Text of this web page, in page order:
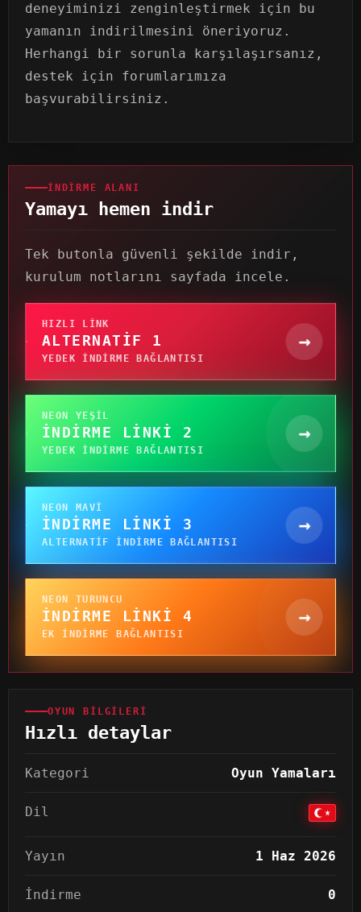
deneyiminizi zenginleştirmek için bu
yamanın indirilmesini öneriyoruz.
Herhangi bir sorunla karşılaşırsanız,
destek için forumlarımıza
başvurabilirsiniz.
İNDIRME ALANI
Yamayı hemen indir
Tek butonla güvenli şekilde indir,
kurulum notlarını sayfada incele.
HIZLI LINK
ALTERNATIF 1
YEDEK INDIRME BAĞLANTISI
→
NEON YEŞIL
İNDIRME LINKI 2
YEDEK INDIRME BAĞLANTISI
→
NEON MAVI
İNDIRME LINKI 3
ALTERNATIF INDIRME BAĞLANTISI
→
NEON TURUNCU
İNDIRME LINKI 4
EK INDIRME BAĞLANTISI
→
OYUN BILGILERI
Hızlı detaylar
Kategori Oyun Yamaları
Dil
Yayın 1 Haz 2026
İndirme 0